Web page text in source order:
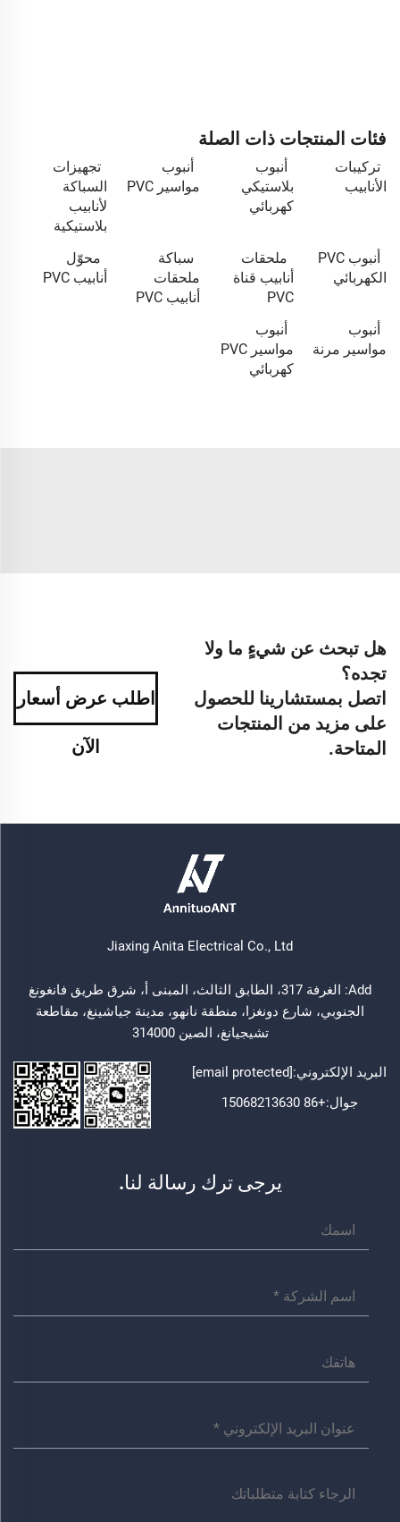
فئات المنتجات ذات الصلة
تركيبات
الأنابيب
أنبوب
بلاستيكي
كهربائي
أنبوب
مواسير PVC
تجهيزات
السباكة
لأنابيب
بلاستيكية
أنبوب PVC
الكهربائي
ملحقات
أنابيب قناة
PVC
سباكة
ملحقات
أنابيب PVC
محوّل
أنابيب PVC
أنبوب
مواسير مرنة
أنبوب
مواسير PVC
كهربائي
هل تبحث عن شيءٍ ما ولا
تجده؟
اتصل بمستشارينا للحصول
على مزيد من المنتجات
المتاحة.
اطلب عرض أسعار
الآن
Jiaxing Anita Electrical Co., Ltd
Add: الغرفة 317، الطابق الثالث، المبنى أ، شرق طريق فانغونغ
الجنوبي، شارع دونغزا، منطقة نانهو، مدينة جياشينغ، مقاطعة
تشيجيانغ، الصين 314000
البريد الإلكتروني:[email protected]
جوال:+86 15068213630
يرجى ترك رسالة لنا.